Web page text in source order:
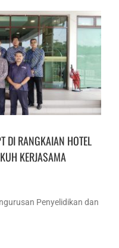
DI RANGKAIAN HOTEL
KERJASAMA
Penyelidikan dan